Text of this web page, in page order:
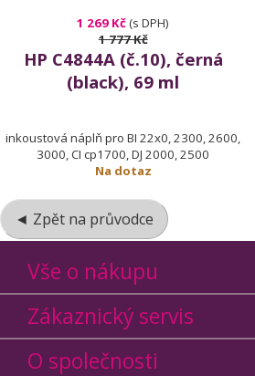
1 269 Kč(s DPH)
1 777 Kč
HP C4844A (č.10), černá
(black), 69 ml
inkoustová náplň pro BI 22x0, 2300, 2600,
3000, CI cp1700, DJ 2000, 2500
Na dotaz
◄ Zpět na průvodce
Vše o nákupu
Zákaznický servis
O společnosti